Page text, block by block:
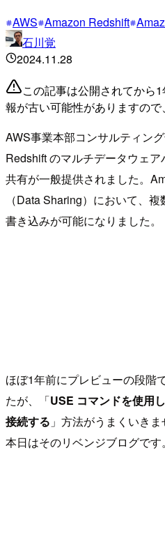
AWS Amazon Redshift
石川覚
2024.11.28
この記事は公開されてから
報が古い可能性がありますので
AWS事業本部コンサルティン
Redshift のマルチデータウェ
共有が一般提供されました。
（Data Sharing）において、
書き込みが可能になりました。
ほぼ1年前にプレビューの段階
たが、「USE コマンドを使用
接続する 」方法がうまくいき
本日はそのリベンジブログです。